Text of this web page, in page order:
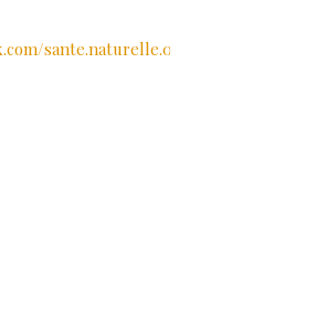
sante.naturelle.06